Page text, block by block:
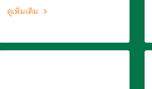
ดูเพิ่มเติม